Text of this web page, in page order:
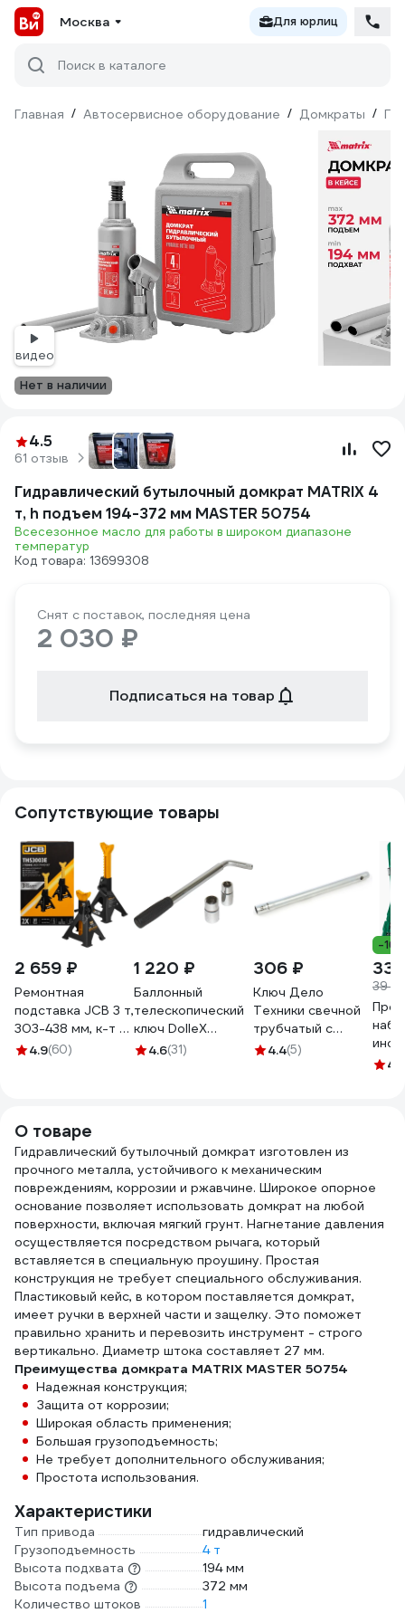
Москва Для юрлиц
Поиск в каталоге
Главная / Автосервисное оборудование / Домкраты /
видео
Нет в наличии
4.5
61 отзыв
Гидравлический бутылочный домкрат MATRIX 4
т, h подъем 194-372 мм MASTER 50754
Всесезонное масло для работы в широком диапазоне
температур
Код товара: 13699308
Снят с поставок, последняя цена
2 030 ₽
Подписаться на товар
Сопутствующие товары
2 659 ₽
Ремонтная
подставка JCB 3 т,
303-438 мм, к-т 2
шт. JCB-
4.9(60)
1 220 ₽
Баллонный
телескопический
ключ DolleX
7х19х21х23 BT-
4.6(31)
306 ₽
Ключ Дело
Техники свечной
трубчатый с
магнитом
двенадцатигранный
4.4(5)
-
33
39
4.6
О товаре
Гидравлический бутылочный домкрат изготовлен из
прочного металла, устойчивого к механическим
повреждениям, коррозии и ржавчине. Широкое опорное
основание позволяет использовать домкрат на любой
поверхности, включая мягкий грунт. Нагнетание давления
осуществляется посредством рычага, который
вставляется в специальную проушину. Простая
конструкция не требует специального обслуживания.
Пластиковый кейс, в котором поставляется домкрат,
имеет ручки в верхней части и защелку. Это поможет
правильно хранить и перевозить инструмент - строго
вертикально. Диаметр штока составляет 27 мм.
Преимущества домкрата MATRIX MASTER 50754
Надежная конструкция;
Защита от коррозии;
Широкая область применения;
Большая грузоподъемность;
Не требует дополнительного обслуживания;
Простота использования.
Характеристики
Тип привода
гидравлический
Грузоподъемность
4 т
Высота подхвата
194 мм
Высота подъема
372 мм
Количество штоков
1